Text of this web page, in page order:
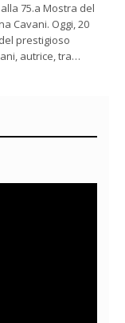
75.a Mostra del
Cavani. Oggi, 20
prestigioso
autrice, tra…